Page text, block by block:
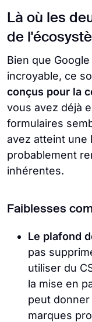
Là où les
de
Bien que
incroyable, ce
conçus pour la
vous avez déjà
formulaires
avez atteint une
probablement
inhérentes.
Faiblesses
Le plafond
pas
utiliser du
la mise en
peut
marques